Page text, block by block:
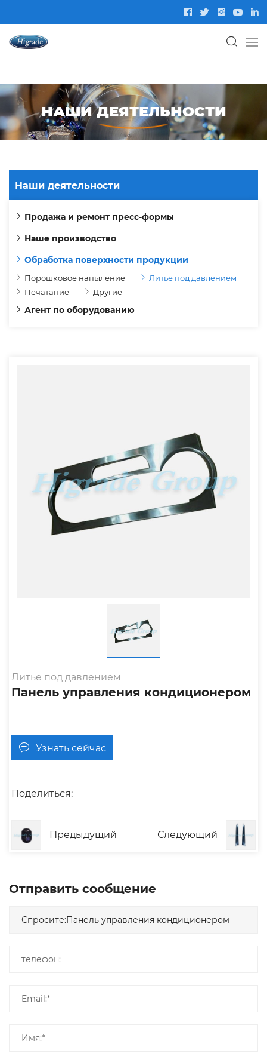
НАШИ ДЕЯТЕЛЬНОСТИ
Наши деятельности
Продажа и ремонт пресс-формы
Наше производство
Обработка поверхности продукции
Порошковое напыление
Литье под давлением
Печатание
Другие
Агент по оборудованию
Литье под давлением
Панель управления кондиционером
Узнать сейчас
Поделиться:
Предыдущий Следующий
Отправить сообщение